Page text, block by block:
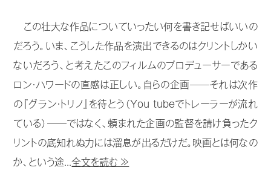
この壮大な作品についていったい何を書き記せばいいの
だろう。いま、こうした作品を演出できるのはクリントしかい
ないだろう、と考えたこのフィルムのプロデューサーである
ロン・ハワードの直感は正しい。自らの企画──それは次作
の『グラン・トリノ』を待とう（You tubeでトレーラーが流れ
ている）──ではなく、頼まれた企画の監督を請け負ったク
リントの底知れぬ力には溜息が出るだけだ。映画とは何なの
か、という途...全文を読む ≫